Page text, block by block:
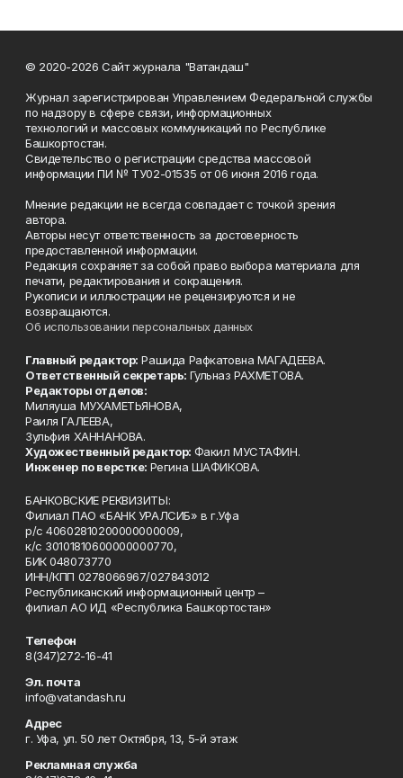
© 2020-2026 Сайт журнала "Ватандаш"
Журнал зарегистрирован Управлением Федеральной службы
по надзору в сфере связи, информационных
технологий и массовых коммуникаций по Республике
Башкортостан.
Свидетельство о регистрации средства массовой
информации ПИ № ТУ02-01535 от 06 июня 2016 года.
Мнение редакции не всегда совпадает с точкой зрения
автора.
Авторы несут ответственность за достоверность
предоставленной информации.
Редакция сохраняет за собой право выбора материала для
печати, редактирования и сокращения.
Рукописи и иллюстрации не рецензируются и не
возвращаются.
Об использовании персональных данных
Главный редактор: Рашида Рафкатовна МАГАДЕЕВА.
Ответственный секретарь: Гульназ РАХМЕТОВА.
Редакторы отделов:
Миляуша МУХАМЕТЬЯНОВА,
Раиля ГАЛЕЕВА,
Зульфия ХАННАНОВА.
Художественный редактор: Факил МУСТАФИН.
Инженер по верстке: Регина ШАФИКОВА.
БАНКОВСКИЕ РЕКВИЗИТЫ:
Филиал ПАО «БАНК УРАЛСИБ» в г.Уфа
р/с 40602810200000000009,
к/с 30101810600000000770,
БИК 048073770
ИНН/КПП 0278066967/027843012
Республиканский информационный центр –
филиал АО ИД «Республика Башкортостан»
Телефон
8(347)272-16-41
Эл. почта
info@vatandash.ru
Адрес
г. Уфа, ул. 50 лет Октября, 13, 5-й этаж
Рекламная служба